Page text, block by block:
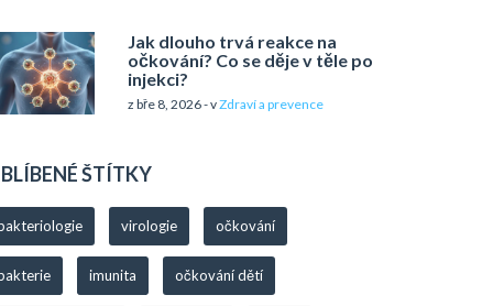
Jak dlouho trvá reakce na
očkování? Co se děje v těle po
injekci?
z bře 8, 2026 - vZdraví a prevence
ŠTÍTKY
virologie očkování
imunita očkování dětí